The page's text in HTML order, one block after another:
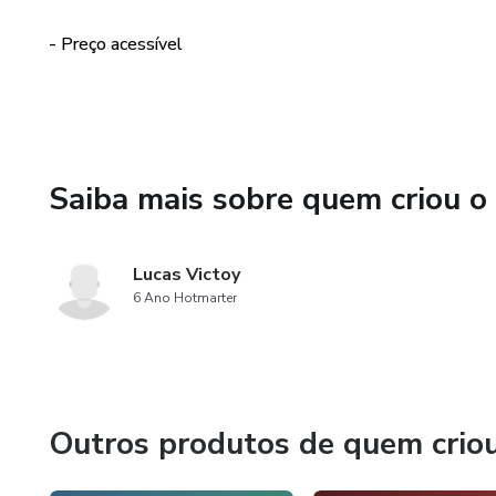
12 - Distúrbios do
- Preço acessível
Saiba mais sobre quem criou
Lucas Victoy
6 Ano Hotmarter
Outros produtos de quem